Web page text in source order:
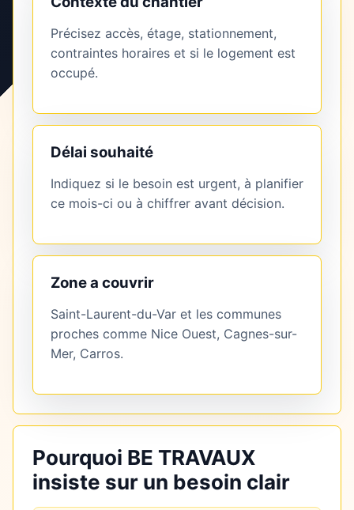
Précisez accès, étage, stationnement,
contraintes horaires et si le logement est
occupé.
Délai souhaité
Indiquez si le besoin est urgent, à planifier
ce mois-ci ou à chiffrer avant décision.
Zone a couvrir
Saint-Laurent-du-Var et les communes
proches comme Nice Ouest, Cagnes-sur-
Mer, Carros.
Pourquoi BE TRAVAUX
insiste sur un besoin clair